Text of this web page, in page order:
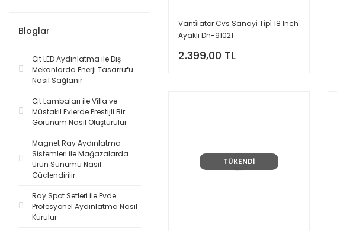
Bloglar
Çit LED Aydınlatma ile Dış
Mekanlarda Enerji Tasarrufu
Nasıl Sağlanır
Çit Lambaları ile Villa ve
Müstakil Evlerde Prestijli Bir
Görünüm Nasıl Oluşturulur
Magnet Ray Aydınlatma
Sistemleri ile Mağazalarda
Ürün Sunumu Nasıl
Güçlendirilir
Ray Spot Setleri ile Evde
Profesyonel Aydınlatma Nasıl
Kurulur
Vanti̇latör Cvs Sanayi̇ Ti̇pi̇ 18 Inch
Ayakli Dn-91021
2.399,00 TL
TÜKENDİ